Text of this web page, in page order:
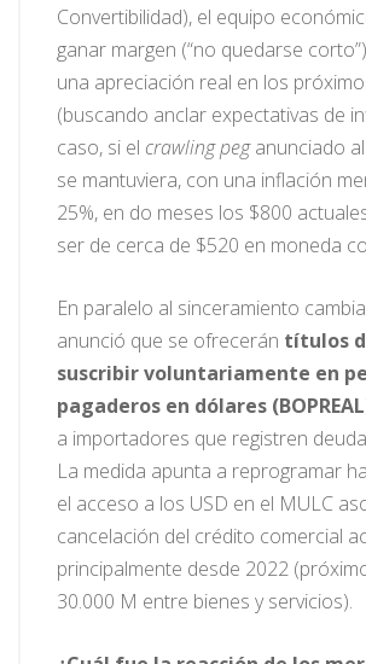
Convertibilidad), el equipo
ganar margen (“no quedarse
una apreciación real en los
(buscando anclar expectativas de
caso, si el crawling peganunciado
se mantuviera, con una inflación
25%, en do meses los $800
ser de cerca de $520 en moneda
En paralelo al sinceramiento
anunció que se ofrecerán títulos
suscribir voluntariamente en
pagaderos en dólares
a importadores que registren
La medida apunta a reprogramar
el acceso a los USD en el MULC
cancelación del crédito comercial
principalmente desde 2022
30.000 M entre bienes y servicios).